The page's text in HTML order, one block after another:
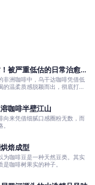
被严重低估的日常治愈口
非洲咖啡中，乌干达咖啡凭借低
温柔质感脱颖而出，彻底打破
咖啡半壁江山
向来凭借细腻口感圈粉无数，而
焙成型
为咖啡豆是一种天然豆类。其实
咖啡树果实的种子。